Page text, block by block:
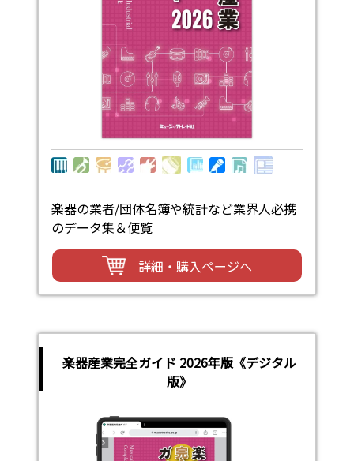
楽器の業者/団体名簿や統計など業界人必携
のデータ集＆便覧
詳細・購入ページへ
楽器産業完全ガイド 2026年版《デジタル
版》